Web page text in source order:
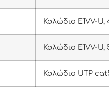
Καλώδιο E1VV-U,
Καλώδιο E1VV-U,
Καλώδιο UTP